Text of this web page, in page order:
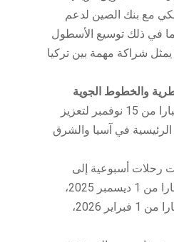
أمريكي مع بنك الصين لدعم
في ذلك توسيع الأسطول
يمثل شراكة مهمة بين تركيا
والخطوط الجوية
شراكة بالرمز اعتبارا من 15 نوفمبر لتعزيز
الرئيسية في آسيا والشرق
رحلات أسبوعية إلى
خطها بين دبي والقاهرة اعتبارا من 1 ديسمبر 2025،
وستشغل رحلات يومية اعتبارا من 1 فبراير 2026،